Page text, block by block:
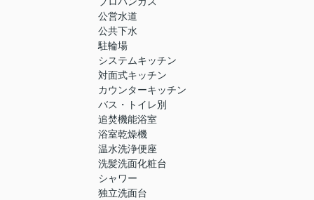
公営水道
公共下水
駐輪場
システムキッチン
対面式キッチン
カウンターキッチン
バス・トイレ別
追焚機能浴室
浴室乾燥機
温水洗浄便座
洗髪洗面化粧台
シャワー
独立洗面台